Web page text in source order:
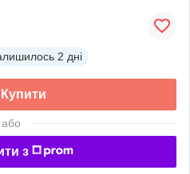
2 дні
Купити
або
з